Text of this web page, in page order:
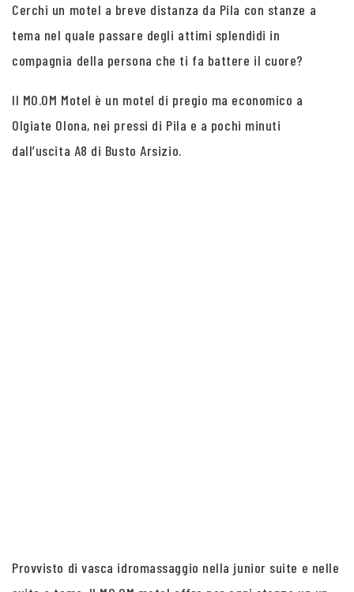
Cerchi un motel a breve distanza da Pila con stanze a
tema nel quale passare degli attimi splendidi in
compagnia della persona che ti fa battere il cuore?
Il MO.OM Motel è un motel di pregio ma economico a
Olgiate Olona, nei pressi di Pila e a pochi minuti
dall’uscita A8 di Busto Arsizio.
Provvisto di vasca idromassaggio nella junior suite e nelle